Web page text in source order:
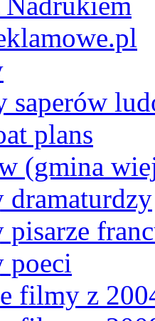
saperów
plans
(gmina
dramaturdzy
poeci
filmy z